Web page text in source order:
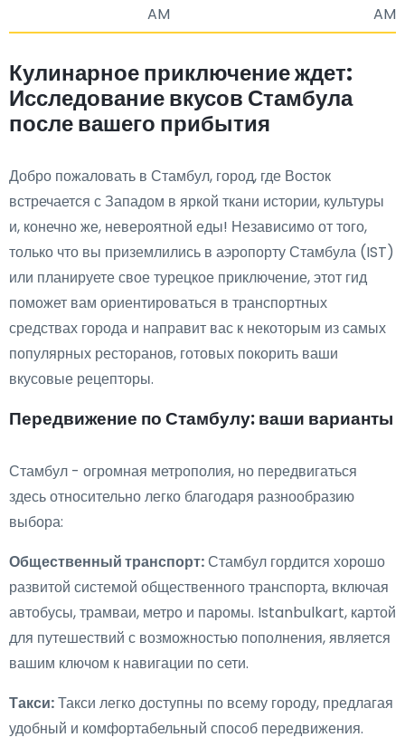
AM
AM
Кулинарное приключение ждет:
Исследование вкусов Стамбула
после вашего прибытия
Добро пожаловать в Стамбул, город, где Восток
встречается с Западом в яркой ткани истории, культуры
и, конечно же, невероятной еды! Независимо от того,
только что вы приземлились в аэропорту Стамбула (IST)
или планируете свое турецкое приключение, этот гид
поможет вам ориентироваться в транспортных
средствах города и направит вас к некоторым из самых
популярных ресторанов, готовых покорить ваши
вкусовые рецепторы.
Передвижение по Стамбулу: ваши варианты
Стамбул - огромная метрополия, но передвигаться
здесь относительно легко благодаря разнообразию
выбора:
Общественный транспорт:Стамбул гордится хорошо
развитой системой общественного транспорта, включая
автобусы, трамваи, метро и паромы. Istanbulkart, картой
для путешествий с возможностью пополнения, является
вашим ключом к навигации по сети.
Такси:Такси легко доступны по всему городу, предлагая
удобный и комфортабельный способ передвижения.